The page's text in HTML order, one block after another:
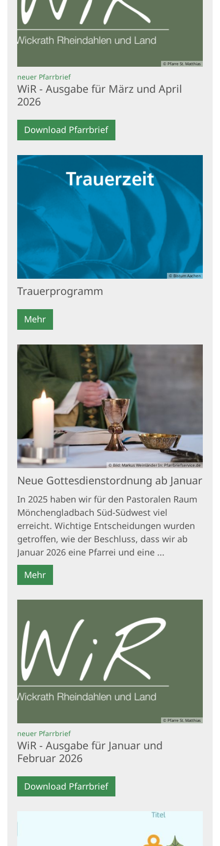
© Pfarre St. Matthias
neuer Pfarrbrief:
WiR - Ausgabe für März und April
2026
Download Pfarrbrief
© Bistum Aachen
Trauerprogramm
Mehr
© Bild: Markus Weinländer In: Pfarrbriefservice.de
Neue Gottesdienstordnung ab Januar
In 2025 haben wir für den Pastoralen Raum
Mönchengladbach Süd-Südwest viel
erreicht. Wichtige Entscheidungen wurden
getroffen, wie der Beschluss, dass wir ab
Januar 2026 eine Pfarrei und eine ...
Mehr
© Pfarre St. Matthias
neuer Pfarrbrief:
WiR - Ausgabe für Januar und
Februar 2026
Download Pfarrbrief